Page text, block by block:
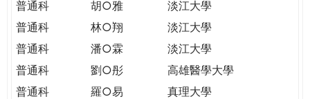
普通科 胡○雅
淡江大學
普通科
林○翔
淡江大學
普通科
潘○霖
淡江大學
普通科
劉○彤
高雄醫學大學
普通科
羅○易
真理大學